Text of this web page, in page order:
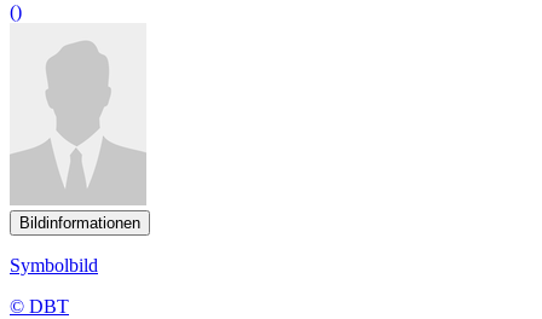
()
Bildinformationen
Symbolbild
© DBT